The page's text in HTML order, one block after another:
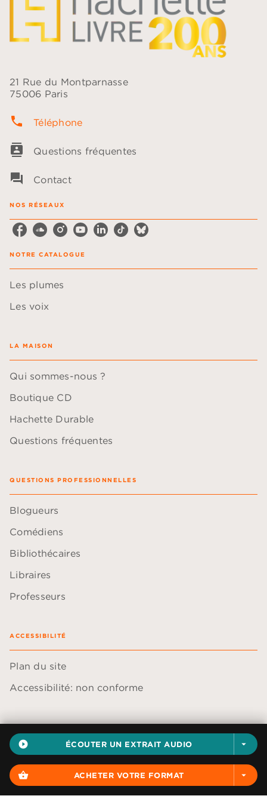
play_circle_filled ÉCOUTER UN EXTRAIT AUDIO arrow_drop_down
shopping_basket ACHETER VOTRE FORMAT arrow_drop_down
21 Rue du Montparnasse
75006 Paris
phone Téléphone
contacts Questions fréquentes
question_answer Contact
NOS RÉSEAUX
NOTRE CATALOGUE
Les plumes
Les voix
LA MAISON
Qui sommes-nous ?
Boutique CD
Hachette Durable
Questions fréquentes
QUESTIONS PROFESSIONNELLES
Blogueurs
Comédiens
Bibliothécaires
Libraires
Professeurs
ACCESSIBILITÉ
Plan du site
Accessibilité: non conforme
Données personnelles
Paramétrer vos cookies
Mentions légales